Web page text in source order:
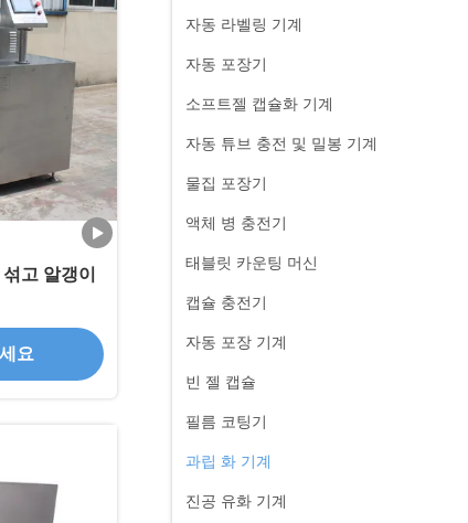
자동 라벨링 기계
자동 포장기
소프트젤 캡슐화 기계
자동 튜브 충전 및 밀봉 기계
물집 포장기
액체 병 충전기
태블릿 카운팅 머신
캡슐 충전기
자동 포장 기계
빈 젤 캡슐
필름 코팅기
과립 화 기계
진공 유화 기계
고 알갱이
요